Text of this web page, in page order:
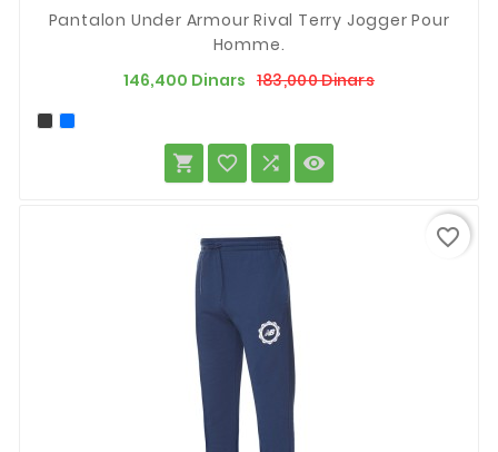
Pantalon Under Armour Rival Terry Jogger Pour
Homme.
146,400 Dinars 183,000 DinarsPrix
Prix
   
favorite_border